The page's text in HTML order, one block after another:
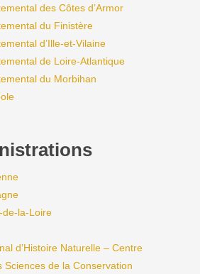
des Côtes d’Armor
du Finistère
d’Ille-et-Vilaine
de Loire-Atlantique
du Morbihan
de-la-Loire
d’Histoire Naturelle – Centre
Sciences de la Conservation